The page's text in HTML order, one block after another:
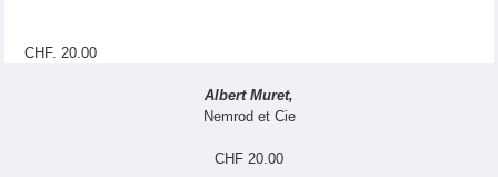
CHF. 20.00
Albert Muret,
Nemrod et Cie
CHF 20.00